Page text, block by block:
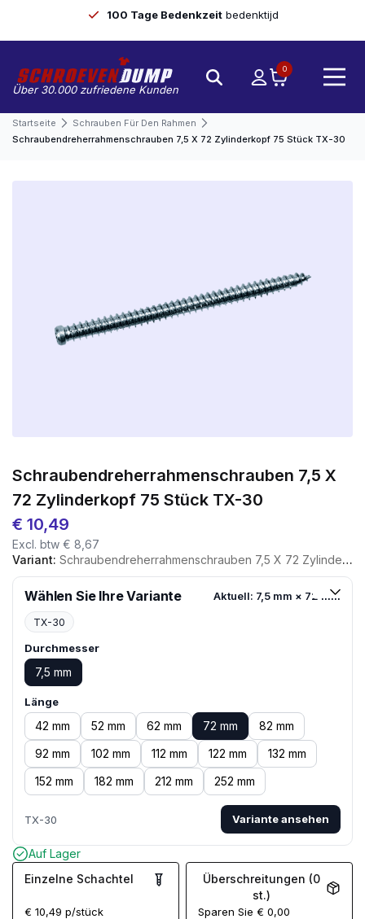
100 Tage Bedenkzeitbedenktijd
Über 30.000 zufriedene Kunden
0
Startseite
Schrauben Für Den Rahmen
Schraubendreherrahmenschrauben 7,5 X 72 Zylinderkopf 75 Stück TX-30
Schraubendreherrahmenschrauben 7,5 X
72 Zylinderkopf 75 Stück TX-30
€ 10,49
Excl. btw € 8,67
Variant: Schraubendreherrahmenschrauben 7,5 X 72 Zylinderkopf 75 Stück TX-30
Wählen Sie Ihre Variante Aktuell: 7,5 mm × 72 mm
TX-30
Durchmesser
7,5 mm
Länge
42 mm 52 mm 62 mm 72 mm
82 mm
92 mm
102 mm 112 mm 122 mm
132 mm
152 mm
182 mm 212 mm 252 mm
TX-30 Variante ansehen
Auf Lager
Einzelne Schachtel
€ 10,49 p/stück
Überschreitungen (0
st.)
Sparen Sie€ 0,00